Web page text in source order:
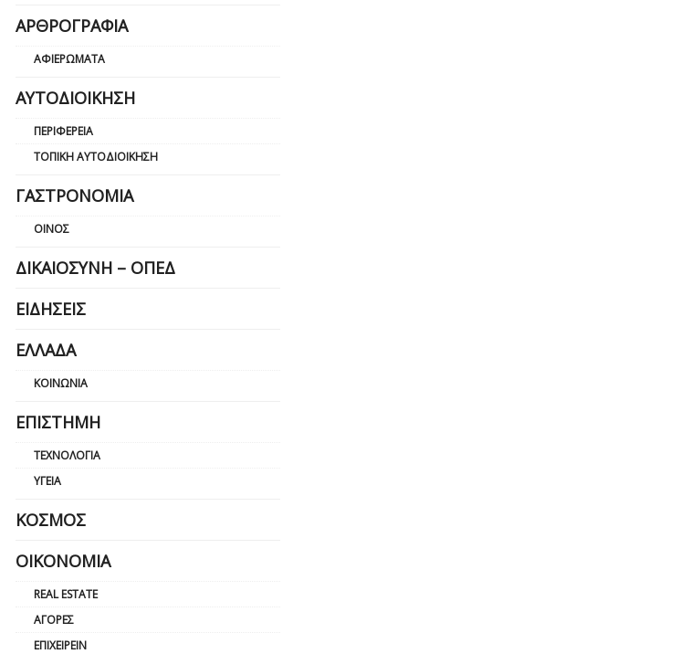
ΑΡΘΡΟΓΡΑΦΊΑ
ΑΦΙΕΡΏΜΑΤΑ
ΑΥΤΟΔΙΟΊΚΗΣΗ
ΠΕΡΙΦΈΡΕΙΑ
ΤΟΠΙΚΉ ΑΥΤΟΔΙΟΊΚΗΣΗ
ΓΑΣΤΡΟΝΟΜΊΑ
ΟΊΝΟΣ
ΔΙΚΑΙΟΣΎΝΗ – ΟΠΕΔ
ΕΙΔΉΣΕΙΣ
ΕΛΛΆΔΑ
ΚΟΙΝΩΝΊΑ
ΕΠΙΣΤΉΜΗ
ΤΕΧΝΟΛΟΓΊΑ
ΥΓΕΊΑ
ΚΌΣΜΟΣ
ΟΙΚΟΝΟΜΊΑ
REAL ESTATE
ΑΓΟΡΈΣ
ΕΠΙΧΕΙΡΕΊΝ